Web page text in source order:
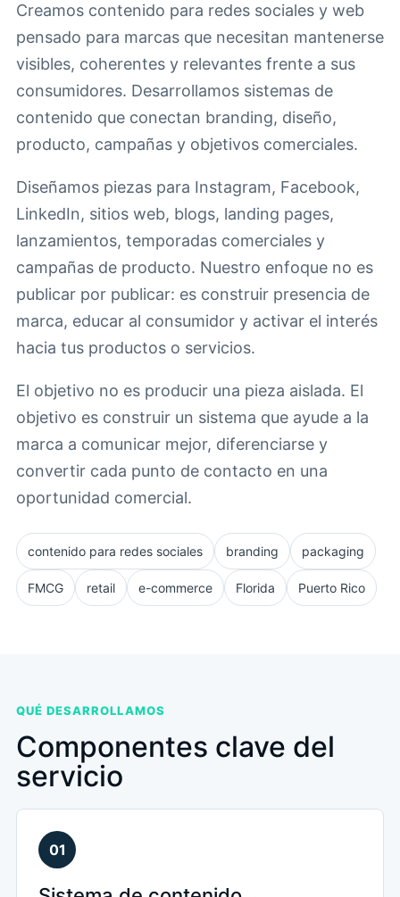
Creamos contenido para redes sociales y web
pensado para marcas que necesitan mantenerse
visibles, coherentes y relevantes frente a sus
consumidores. Desarrollamos sistemas de
contenido que conectan branding, diseño,
producto, campañas y objetivos comerciales.
Diseñamos piezas para Instagram, Facebook,
LinkedIn, sitios web, blogs, landing pages,
lanzamientos, temporadas comerciales y
campañas de producto. Nuestro enfoque no es
publicar por publicar: es construir presencia de
marca, educar al consumidor y activar el interés
hacia tus productos o servicios.
El objetivo no es producir una pieza aislada. El
objetivo es construir un sistema que ayude a la
marca a comunicar mejor, diferenciarse y
convertir cada punto de contacto en una
oportunidad comercial.
contenido para redes sociales branding packaging
FMCG retail e-commerce Florida Puerto Rico
QUÉ DESARROLLAMOS
Componentes clave del
servicio
01